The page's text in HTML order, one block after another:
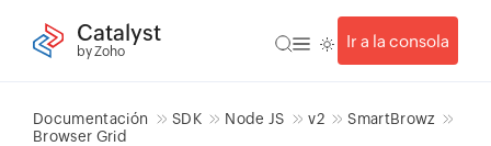
Catalyst
by Zoho
Ir a la consola
Documentación SDK Node JS v2
SmartBrowz
Browser Grid